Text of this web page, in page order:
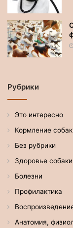
Рубрики
Это интересно
Кормление
Без рубрики
Здоровье собаки
Болезни
Профилактика
Анатомия,